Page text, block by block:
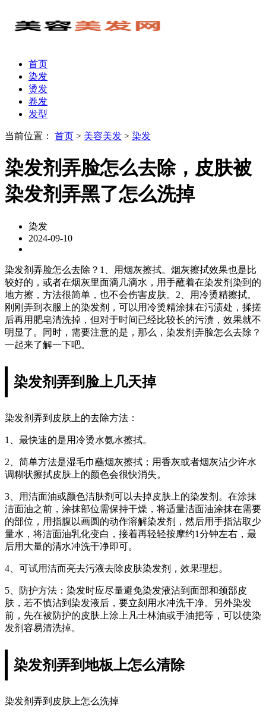
首页
染发
烫发
卷发
发型
当前位置： 首页 > 美容美发 > 染发
染发剂弄脸怎么去除，皮肤被
染发剂弄黑了怎么洗掉
染发
2024-09-10
染发剂弄脸怎么去除？1、用烟灰擦拭。烟灰擦拭效果也是比
较好的，或者在烟灰里面滴几滴水，用手蘸着在染发剂染到的
地方擦，方法很简单，也不会伤害皮肤。2、用冷烫精擦拭。
刚刚弄到衣服上的染发剂，可以用冷烫精涂抹在污渍处，揉搓
后再用肥皂清洗掉，但对于时间已经比较长的污渍，效果就不
明显了。同时，需要注意的是，那么，染发剂弄脸怎么去除？
一起来了解一下吧。
染发剂弄到脸上几天掉
染发剂弄到皮肤上的去除方法：
1、最快速的是用冷烫水氨水擦拭。
2、简单方法是湿毛巾蘸烟灰擦拭；用香灰或者烟灰沾少许水
调糊状擦拭皮肤上的颜色会很快消失。
3、用洁面油或颜色洁肤剂可以去掉皮肤上的染发剂。在涂抹
洁面油之前，涂抹部位需保持干燥，将适量洁面油涂抹在需要
的部位，用指腹以画圆的动作溶解染发剂，然后用手指沾取少
量水，将洁面油乳化变白，接着再轻轻按摩约1分钟左右，最
后用大量的清水冲洗干净即可。
4、可试用洁而亮去污液去除皮肤染发剂，效果理想。
5、防护方法：染发时应尽量避免染发液沾到面部和颈部皮
肤，若不慎沾到染发液后，要立刻用水冲洗干净。另外染发
前，先在被防护的皮肤上涂上凡士林油或手油把等，可以使染
发剂容易清洗掉。
染发剂弄到地板上怎么清除
染发剂弄到皮肤上怎么洗掉